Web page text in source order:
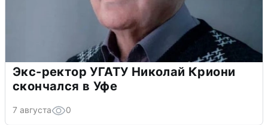
Экс-ректор УГАТУ Николай Криони
скончался в Уфе
7 августа 0